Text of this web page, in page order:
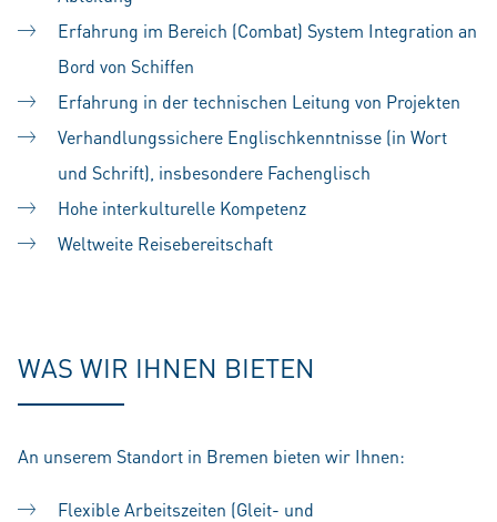
Erfahrung im Bereich (Combat) System Integration an
Bord von Schiffen
Erfahrung in der technischen Leitung von Projekten
Verhandlungssichere Englischkenntnisse (in Wort
und Schrift), insbesondere Fachenglisch
Hohe interkulturelle Kompetenz
Weltweite Reisebereitschaft
WAS WIR IHNEN BIETEN
An unserem Standort in Bremen bieten wir Ihnen:
Flexible Arbeitszeiten (Gleit- und